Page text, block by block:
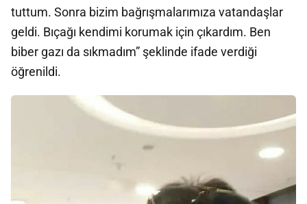
tuttum. Sonra bizim bağrışmalarımıza vatandaşlar
geldi. Bıçağı kendimi korumak için çıkardım. Ben
biber gazı da sıkmadım” şeklinde ifade verdiği
öğrenildi.